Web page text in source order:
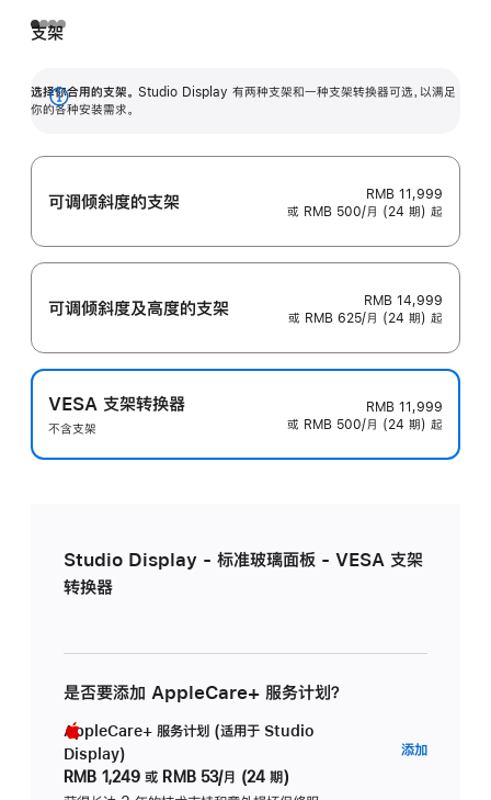
支架
选择你合用的支架。 Studio Display 有两种支架和一种支架转换器可选，以满足
你的各种安装需求。
展
可调倾斜度的支架
RMB 11,999
或 RMB 500/月 (24 期) 起
可调倾斜度及高‍度的支‍架
RMB 14,999
或 RMB 625/月 (24 期) 起
VESA 支架转换器
不含支架
RMB 11,999
或 RMB 500/月 (24 期) 起
Studio Display - 标准玻璃面板 - VESA 支架
转换器
是否要添加 AppleCare+ 服务计划？
AppleCare+ 服务计划 (适用于 Studio
Display)
RMB 1,249 或 RMB 53/月 (24 期)
添加